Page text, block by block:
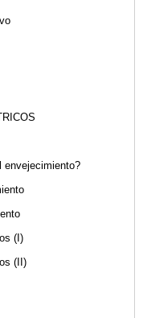
envejecimiento?
(I)
(II)